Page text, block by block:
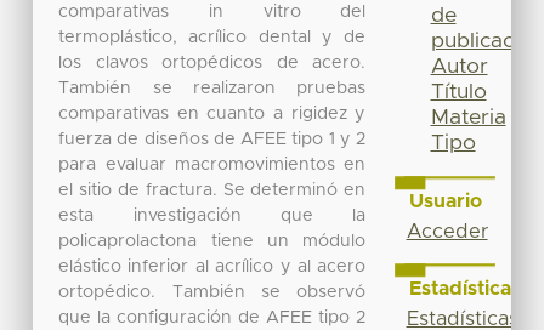
comparativas in vitro del
termoplástico, acrílico dental y de
los clavos ortopédicos de acero.
También se realizaron pruebas
comparativas en cuanto a rigidez y
fuerza de diseños de AFEE tipo 1 y 2
para evaluar macromovimientos en
el sitio de fractura. Se determinó en
esta investigación que la
policaprolactona tiene un módulo
elástico inferior al acrílico y al acero
ortopédico. También se observó
que la configuración de AFEE tipo 2
de
publicación
Autor
Título
Materia
Tipo
Usuario
Acceder
Estadísticas
Estadísticas